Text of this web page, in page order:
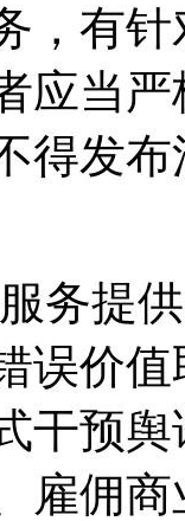
，有
应当
得发
务提
误价
干预
雇佣